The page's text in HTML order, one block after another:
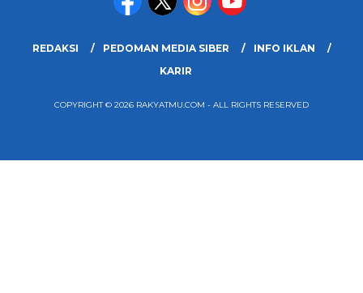
REDAKSI PEDOMAN MEDIA SIBER
INFO IKLAN
KARIR
COPYRIGHT © 2026 RAKYATMU.COM - ALL RIGHTS RESERVED